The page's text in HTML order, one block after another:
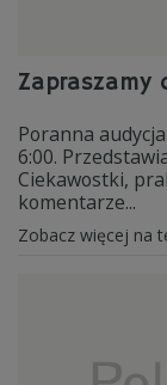
Poranna
6:00.
Ciekawostki,
komentarze...
Zobacz więcej na